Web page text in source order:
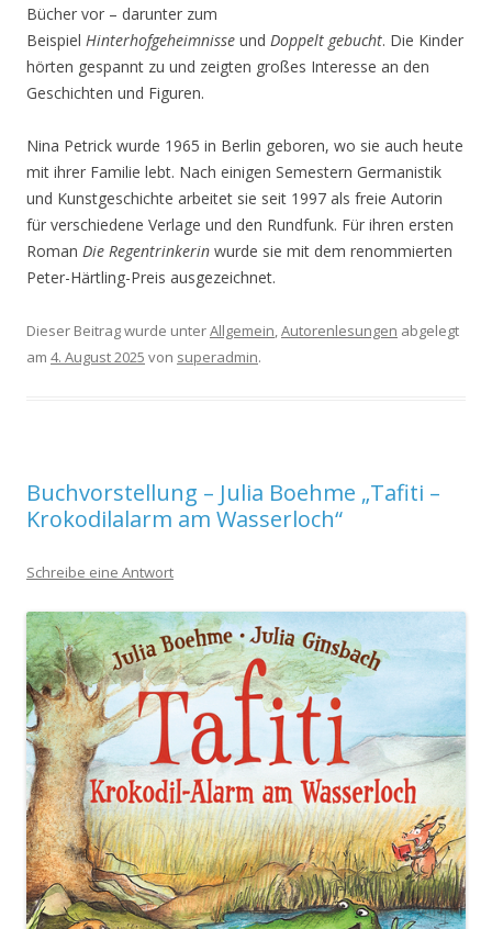
Bücher vor – darunter zum
Beispiel Hinterhofgeheimnisse und Doppelt gebucht. Die Kinder
hörten gespannt zu und zeigten großes Interesse an den
Geschichten und Figuren.
Nina Petrick wurde 1965 in Berlin geboren, wo sie auch heute
mit ihrer Familie lebt. Nach einigen Semestern Germanistik
und Kunstgeschichte arbeitet sie seit 1997 als freie Autorin
für verschiedene Verlage und den Rundfunk. Für ihren ersten
Roman Die Regentrinkerin wurde sie mit dem renommierten
Peter-Härtling-Preis ausgezeichnet.
Dieser Beitrag wurde unterAllgemein,Autorenlesungen abgelegt
am 4. August 2025 von superadmin.
Buchvorstellung – Julia Boehme „Tafiti –
Krokodilalarm am Wasserloch“
Schreibe eine Antwort